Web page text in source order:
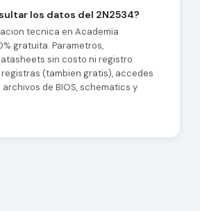
los datos del 2N2534?
tecnica en Academia
gratuita. Parametros,
sin costo ni registro
(tambien gratis), accedes
archivos de BIOS, schematics y